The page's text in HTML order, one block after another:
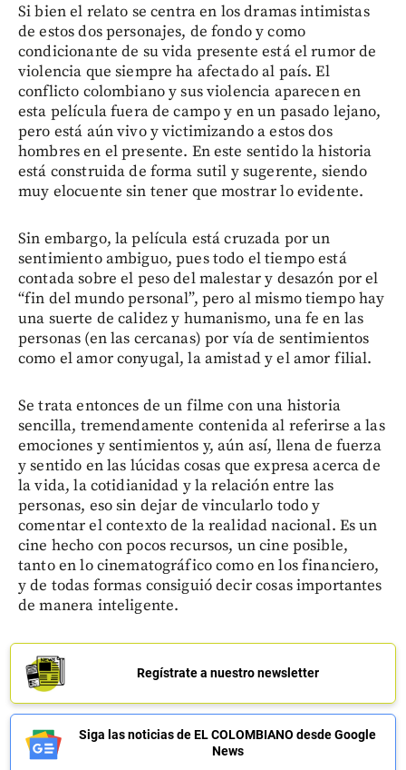
Si bien el relato se centra en los dramas intimistas
de estos dos personajes, de fondo y como
condicionante de su vida presente está el rumor de
violencia que siempre ha afectado al país. El
conflicto colombiano y sus violencia aparecen en
esta película fuera de campo y en un pasado lejano,
pero está aún vivo y victimizando a estos dos
hombres en el presente. En este sentido la historia
está construida de forma sutil y sugerente, siendo
muy elocuente sin tener que mostrar lo evidente.
Sin embargo, la película está cruzada por un
sentimiento ambiguo, pues todo el tiempo está
contada sobre el peso del malestar y desazón por el
“fin del mundo personal”, pero al mismo tiempo hay
una suerte de calidez y humanismo, una fe en las
personas (en las cercanas) por vía de sentimientos
como el amor conyugal, la amistad y el amor filial.
Se trata entonces de un filme con una historia
sencilla, tremendamente contenida al referirse a las
emociones y sentimientos y, aún así, llena de fuerza
y sentido en las lúcidas cosas que expresa acerca de
la vida, la cotidianidad y la relación entre las
personas, eso sin dejar de vincularlo todo y
comentar el contexto de la realidad nacional. Es un
cine hecho con pocos recursos, un cine posible,
tanto en lo cinematográfico como en los financiero,
y de todas formas consiguió decir cosas importantes
de manera inteligente.
Regístrate a nuestro newsletter
Siga las noticias de EL COLOMBIANO desde Google
News